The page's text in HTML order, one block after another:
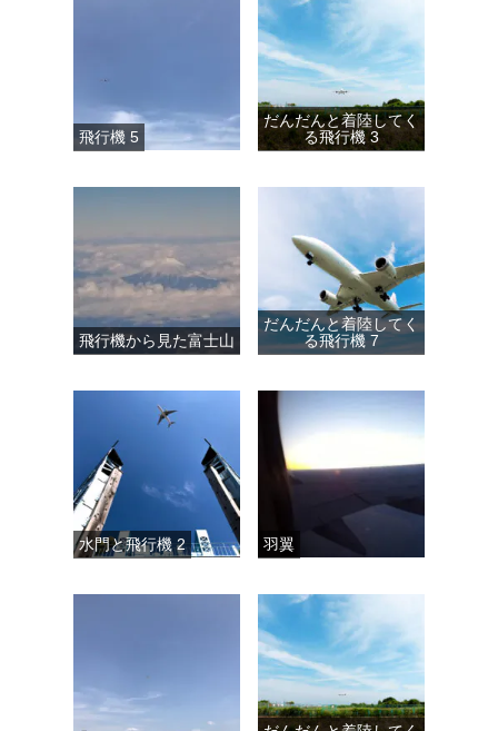
飛行機 5
だんだんと着陸してく
る飛行機 3
飛行機から見た富士山
だんだんと着陸してく
る飛行機 7
水門と飛行機 2 羽翼